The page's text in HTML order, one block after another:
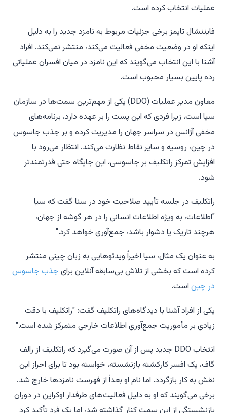
عملیات انتخاب کرده است.
فایننشال تایمز برخی جزئیات مربوط به نامزد جدید را به دلیل
اینکه او در وضعیت مخفی فعالیت می‌کند، منتشر نمی‌کند. افراد
آشنا با این انتخاب می‌گویند که این نامزد در میان افسران عملیاتی
رده پایین بسیار محبوب است.
معاون مدیر عملیات (DDO) یکی از مهم‌ترین سمت‌ها در سازمان
سیا است، زیرا فردی که این پست را بر عهده دارد، برنامه‌های
مخفی آژانس در سراسر جهان را مدیریت کرده و بر جذب جاسوس
در چین، روسیه و سایر نقاط نظارت می‌کند. انتظار می‌رود با
افزایش تمرکز راتکلیف بر جاسوسی، این جایگاه حتی قدرتمندتر
شود.
راتکلیف در جلسه تأیید صلاحیت خود در سنا گفت که سیا
"اطلاعات، به ویژه اطلاعات انسانی را در هر گوشه از جهان،
هرچند تاریک یا دشوار باشد، جمع‌آوری خواهد کرد."
به عنوان یک مثال، سیا اخیراً ویدئوهایی به زبان چینی منتشر
کرده است که بخشی از تلاش بی‌سابقه آنلاین برای جذب جاسوس
در چین است.
یکی از افراد آشنا با دیدگاه‌های راتکلیف گفت: "راتکلیف با دقت
زیادی بر مأموریت جمع‌آوری اطلاعات خارجی متمرکز شده است."
انتخاب DDO جدید پس از آن صورت می‌گیرد که راتکلیف از رالف
گاف، یک افسر کارکشته بازنشسته، خواسته بود تا برای احراز این
نقش به کار بازگردد. اما نام او بعداً از فهرست نامزدها خارج شد.
برخی می‌گویند که او به دلیل فعالیت‌های طرفدار اوکراین در دوران